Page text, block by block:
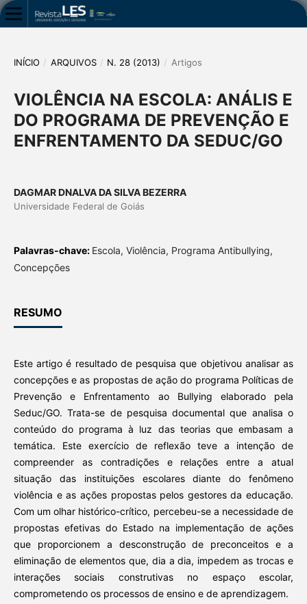
INÍCIO / ARQUIVOS / N. 28 (2013) / Artigos
VIOLÊNCIA NA ESCOLA: ANÁLIS E
DO PROGRAMA DE PREVENÇÃO E
ENFRENTAMENTO DA SEDUC/GO
DAGMAR DNALVA DA SILVA BEZERRA
Universidade Federal de Goiás
Palavras-chave: Escola, Violência, Programa Antibullying,
Concepções
RESUMO
Este artigo é resultado de pesquisa que objetivou analisar as
concepções e as propostas de ação do programa Políticas de
Prevenção e Enfrentamento ao Bullying elaborado pela
Seduc/GO. Trata-se de pesquisa documental que analisa o
conteúdo do programa à luz das teorias que embasam a
temática. Este exercício de reflexão teve a intenção de
compreender as contradições e relações entre a atual
situação das instituições escolares diante do fenômeno
violência e as ações propostas pelos gestores da educação.
Com um olhar histórico-crítico, percebeu-se a necessidade de
propostas efetivas do Estado na implementação de ações
que proporcionem a desconstrução de preconceitos e a
eliminação de elementos que, dia a dia, impedem as trocas e
interações sociais construtivas no espaço escolar,
comprometendo os processos de ensino e de aprendizagem.